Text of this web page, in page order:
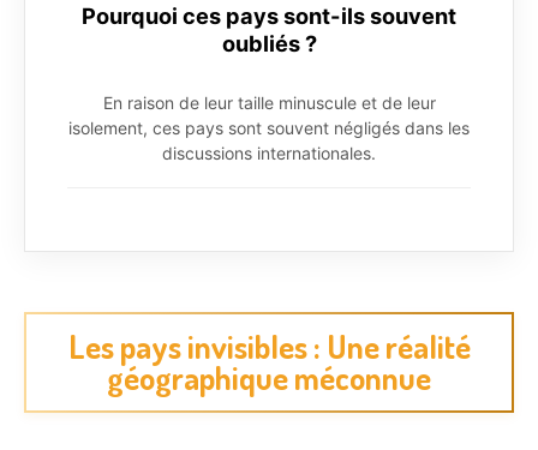
Pourquoi ces pays sont-ils souvent
oubliés ?
En raison de leur taille minuscule et de leur
isolement, ces pays sont souvent négligés dans les
discussions internationales.
Les pays invisibles : Une réalité
géographique méconnue